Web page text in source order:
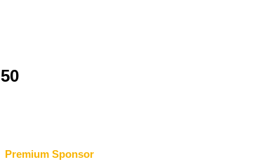
50
Premium Sponsor